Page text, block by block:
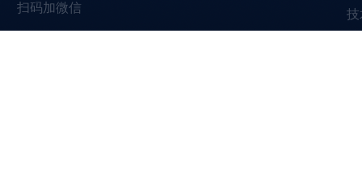
扫码加微信 技